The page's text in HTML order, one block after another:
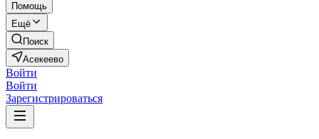
Помощь
Ещё
Поиск
Асекеево
Войти
Войти
Зарегистрироваться